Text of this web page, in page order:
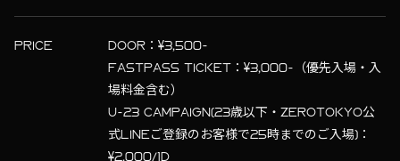
PRICE
DOOR：¥3,500-
FASTPASS TICKET：¥3,000-（優先入場・入
場料金含む）
U-23 CAMPAIGN(23歳以下・ZEROTOKYO公
式LINEご登録のお客様で25時までのご入場)：
¥2,000/1D